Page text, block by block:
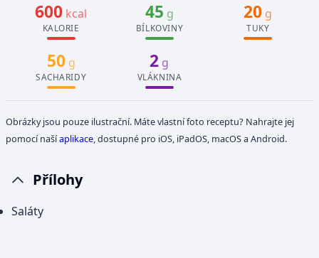
600 kcal
KALORIE
45 g
BÍLKOVINY
20 g
TUKY
50g
SACHARIDY
2 g
VLÁKNINA
Obrázky jsou pouze ilustrační. Máte vlastní foto receptu? Nahrajte jej
pomocí našíaplikace, dostupné pro iOS, iPadOS, macOS a Android.
Přílohy
Saláty